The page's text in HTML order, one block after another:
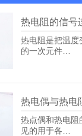
热电阻的信号
热电阻是把温度
的一次元件…
热电偶与热电
热点偶和热电阻
见的用于各…